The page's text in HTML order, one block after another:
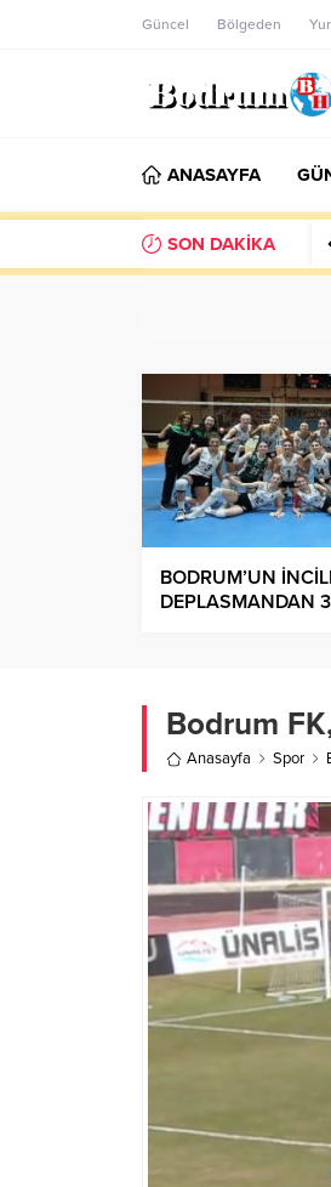
Güncel Bölgeden
ANASAYFA
SON DAKİKA
BODRUM’UN
DEPLASMANDAN
Bodrum
Anasayfa Spor